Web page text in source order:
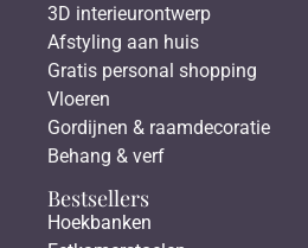
3D interieurontwerp
Afstyling aan huis
Gratis personal shopping
Vloeren
Gordijnen & raamdecoratie
Behang & verf
Bestsellers
Hoekbanken